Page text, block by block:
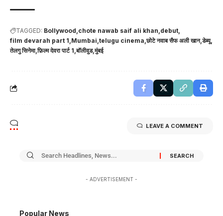
TAGGED: Bollywood chote nawab saif ali khan debut
film devarah part 1 Mumbai telugu cinema छोटे नवाब सैफ अली खान डेब्यू
तेलगु सिनेमा फ़िल्म देवरा पार्ट 1 बॉलीवुड मुंबई
LEAVE A COMMENT
- ADVERTISEMENT -
Popular News